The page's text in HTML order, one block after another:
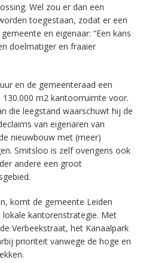
Wel zou er dan een
toegestaan, zodat er een
en eigenaar: “Een kans
doelmatiger en fraaier
en de gemeenteraad een
m2 kantoorruimte voor.
die leegstand waarschuwt hij de
van eigenaren van
nieuwbouw met (meer)
Smitsloo is zelf overigens ook
andere een groot
komt de gemeente Leiden
kantorenstrategie. Met
Verbeekstraat, het Kanaalpark
prioriteit vanwege de hoge en